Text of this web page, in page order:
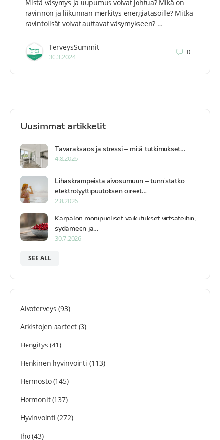
Mistä väsymys ja uupumus voivat johtua? Mikä on
ravinnon ja liikunnan merkitys energiatasoille? Mitkä
ravintolisät voivat auttavat väsymykseen? …
TerveysSummit
30.3.2024
0
Uusimmat artikkelit
Tavarakaaos ja stressi – mitä tutkimukset…
4.8.2026
Lihaskrampeista aivosumuun – tunnistatko
elektrolyyttipuutoksen oireet…
2.8.2026
Karpalon monipuoliset vaikutukset virtsateihin,
sydämeen ja…
30.7.2026
SEE ALL
Aivoterveys (93)
Arkistojen aarteet (3)
Hengitys (41)
Henkinen hyvinvointi (113)
Hermosto(145)
Hormonit(137)
Hyvinvointi (272)
Iho(43)